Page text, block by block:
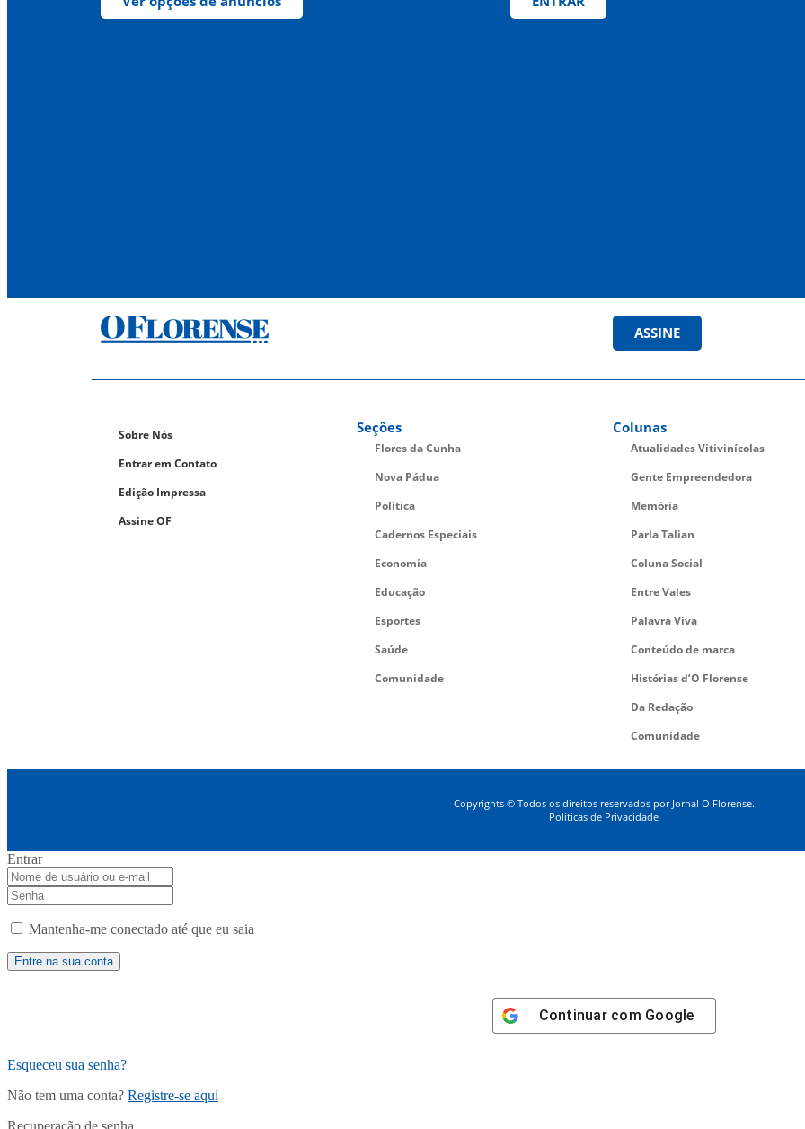
ASSINE
Sobre Nós
Entrar em Contato
Edição Impressa
Assine OF
Seções
Flores da Cunha
Nova Pádua
Política
Cadernos Especiais
Economia
Educação
Esportes
Saúde
Comunidade
Colunas
Atualidades Vitivinícolas
Gente Empreendedora
Memória
Parla Talian
Coluna Social
Entre Vales
Palavra Viva
Conteúdo de marca
Histórias d’O Florense
Da Redação
Comunidade
Copyrights © Todos os direitos reservados por Jornal O Florense.
Políticas de Privacidade
Entrar
Mantenha-me conectado até que eu saia
Continuar com Google
Esqueceu sua senha?
Não tem uma conta? Registre-se aqui
Recuperação de senha